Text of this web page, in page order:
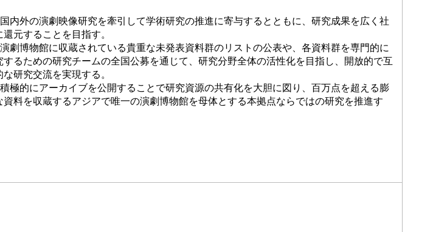
内外の演劇映像研究を牽引して学術研究の推進に寄与するとともに、研究成果を広く社
還元することを目指す。
劇博物館に収蔵されている貴重な未発表資料群のリストの公表や、各資料群を専門的に
するための研究チームの全国公募を通じて、研究分野全体の活性化を目指し、開放的で互
な研究交流を実現する。
極的にアーカイブを公開することで研究資源の共有化を大胆に図り、百万点を超える膨
資料を収蔵するアジアで唯一の演劇博物館を母体とする本拠点ならではの研究を推進す